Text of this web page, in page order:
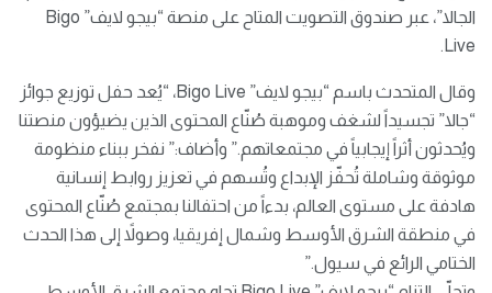
الجالا”، عبر صندوق التصويت المتاح على منصة “بيجو لايف” Bigo
Live.
وقال المتحدث باسم “بيجو لايف” Bigo Live، “يُعد حفل توزيع جوائز
“جالا” تجسيداً لشغف وموهبة صُنّاع المحتوى الذين يضيؤون منصتنا
ويُحدثون أثراً إيجابياً في مجتمعاتهم.” وأضاف:” نفخر ببناء منظومة
موثوقة وشاملة تُحفّز الإبداع وتُسهم في تعزيز روابط إنسانية
هادفة على مستوى العالم، بدءاً من احتفالنا بمجتمع صُنّاع المحتوى
في منطقة الشرق الأوسط وشمال إفريقيا، وصولاً إلى هذا الحدث
الختامي الرائع في سيول.”